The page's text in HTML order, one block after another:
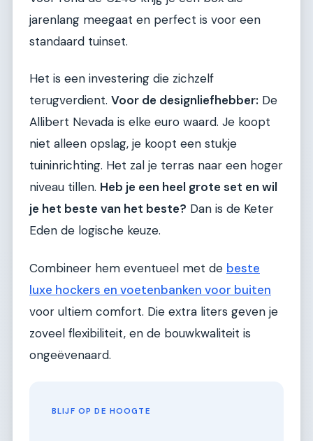
jarenlang meegaat en perfect is voor een
standaard tuinset.
Het is een investering die zichzelf
terugverdient. Voor de designliefhebber: De
Allibert Nevada is elke euro waard. Je koopt
niet alleen opslag, je koopt een stukje
tuininrichting. Het zal je terras naar een hoger
niveau tillen. Heb je een heel grote set en wil
je het beste van het beste? Dan is de Keter
Eden de logische keuze.
Combineer hem eventueel met de beste
luxe hockers en voetenbanken voor buiten
voor ultiem comfort. Die extra liters geven je
zoveel flexibiliteit, en de bouwkwaliteit is
ongeëvenaard.
BLIJF OP DE HOOGTE